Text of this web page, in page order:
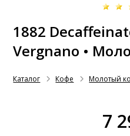
1882
Vergnano •
Каталог Кофе Молотый
7